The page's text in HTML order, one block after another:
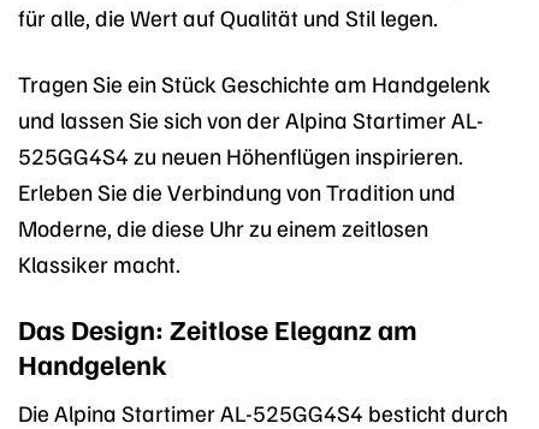
für alle, die Wert auf Qualität und Stil legen.
Tragen Sie ein Stück Geschichte am Handgelenk
und lassen Sie sich von der Alpina Startimer AL-
525GG4S4 zu neuen Höhenflügen inspirieren.
Erleben Sie die Verbindung von Tradition und
Moderne, die diese Uhr zu einem zeitlosen
Klassiker macht.
Das Design: Zeitlose Eleganz am
Handgelenk
Die Alpina Startimer AL-525GG4S4 besticht durch